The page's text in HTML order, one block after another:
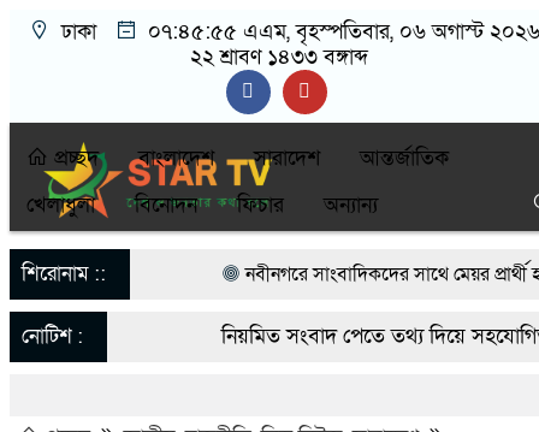
ঢাকা ০৭:৪৫:৫৬ এএম, বৃহস্পতিবার, ০৬ অগাস্ট
২২ শ্রাবণ ১৪৩৩ বঙ্গাব্দ
প্রচ্ছদ বাংলাদেশ সারাদেশ
আন্তর্জাতিক
খেলাধুলা
বিনোদন ফিচার অন্যান্য
শিরোনাম ::
নবীনগরে সাংবাদিকদের সাথে মেয়র প্রার্থী
নেতা মাসুদ রানা’র মতবিনিময়
আটক
নোটিশ :
নিয়মিত সংবাদ পেতে তথ্য দিয়ে